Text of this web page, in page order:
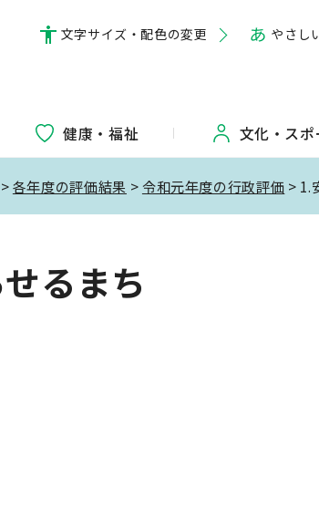
文字サイズ・配色の変更 やさし
健康・福祉 文化・ スポ
>各年度の評価結果 >令和元年度の行政評価 > 1.
るまち